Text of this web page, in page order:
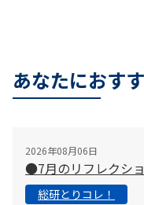
あなたにおす
2026年08月06日
●7月のリフレクシ
総研とりコレ！